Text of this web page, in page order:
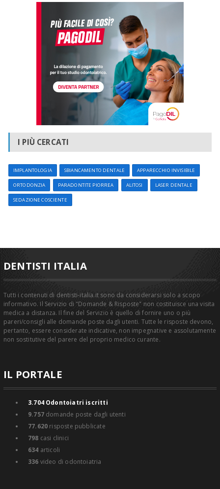
ampi spazi per la sala sterilizzazione, la sala d'attesa, la segreteria
Siamo stati tra i primi in Italia a dotarci delle nuove tecnologie
digitali che permettono, nella cartella del paziente, l'integrazione
tra la sua storia clinica con le radiografie e le immagini digitali,
rendendo più semplice e immediata la diagnosi e le decisioni
relative alla cura delle malattie della bocca e dei denti. Inoltre con
esse è possibile dare meno raggi al paziente durante le
radiografie, programmare in anticipo il posizionamento degli
impianti dentali rendendo la chirurgia meno dolorosa per il
I PIÙ CERCATI
IMPLANTOLOGIA SBIANCAMENTO DENTALE APPARECCHIO INVISIBILE
ORTODONZIA PARADONTITE PIORREA ALITOSI LASER DENTALE
SEDAZIONE COSCIENTE
DENTISTI ITALIA
Tutti i contenuti di dentisti-italia.it sono da considerarsi solo a scopo
informativo. Il Servizio di "Domande & Risposte" non costituisce una visita
medica a distanza. Il fine del Servizio è quello di fornire uno o più
pareri/consigli alle domande poste dagli utenti. Tutte le risposte devono,
pertanto, essere considerate indicative, non impegnative e assolutamente
non sostitutive del parere del proprio medico curante.
IL PORTALE
3.704Odontoiatri iscritti
9.757domande poste dagli utenti
77.620 risposte pubblicate
798 casi clinici
634 articoli
336 video di odontoiatria